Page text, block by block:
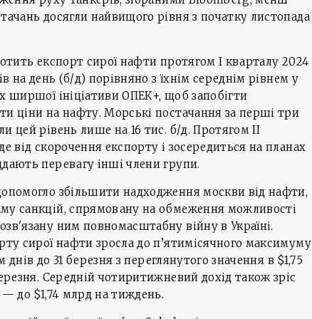
досягли найвищого рівня з початку листопада
експорт сирої нафти протягом І кварталу 2024
на день (б/д) порівняно з їхнім середнім рівнем у
ширшої ініціативи ОПЕК+, щоб запобігти
ціни на нафту. Морські постачання за перші три
цей рівень лише на 16 тис. б/д. Протягом ІІ
від скорочення експорту і зосередиться на планах
перевагу інші члени групи.
збільшити надходження москви від нафти,
санкцій, спрямовану на обмеження можливості
ним повномасштабну війну в Україні.
сирої нафти зросла до п’ятимісячного максимуму
днів до 31 березня з переглянутого значення в $1,75
Середній чотиритижневий дохід також зріс
до $1,74 млрд на тиждень.